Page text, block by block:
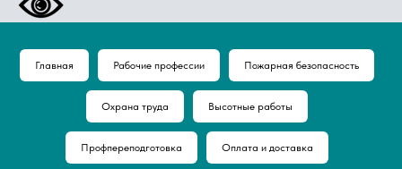
Главная Рабочие профессии Пожарная безопасность
Охрана труда Высотные работы
Профпереподготовка Оплата и доставка